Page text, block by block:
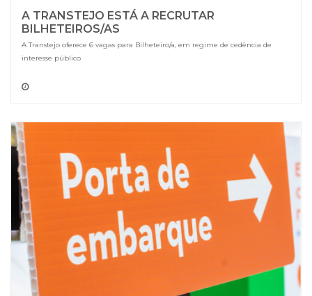
A TRANSTEJO ESTÁ A RECRUTAR
BILHETEIROS/AS
A Transtejo oferece 6 vagas para Bilheteiro/a, em regime de cedência de
interesse público